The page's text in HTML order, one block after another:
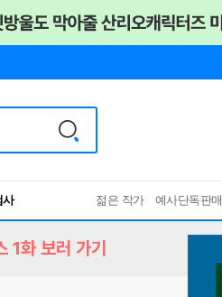
사
젊은 작가 예사단독판매
1화 보러 가기